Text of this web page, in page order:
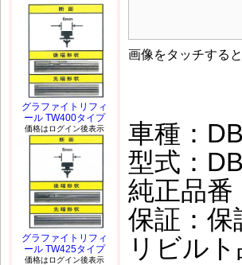
画像をタッチする
車種：
型式：
純正品番
保証：保
リビル
グラファイトリフィ
ール TW400タイプ
価格はログイン後表示
グラファイトリフィ
ール TW425タイプ
価格はログイン後表示